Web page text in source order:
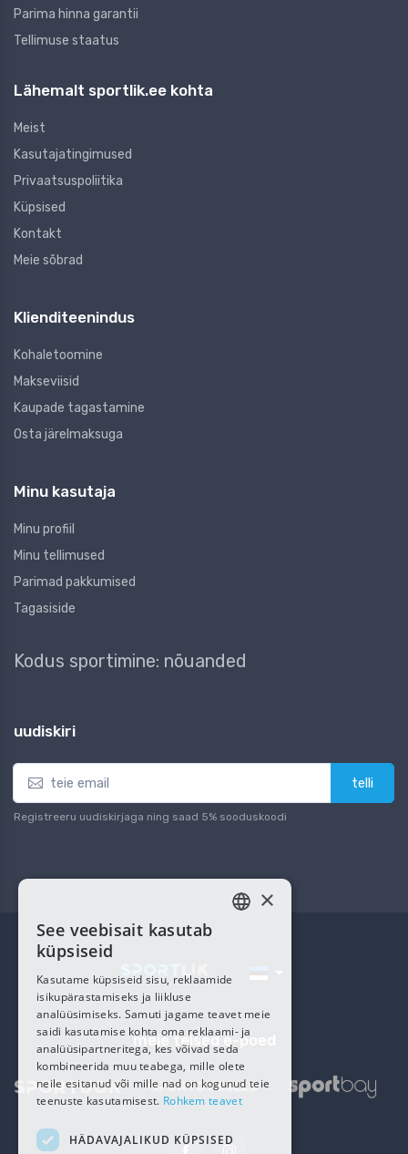
Parima hinna garantii
Tellimuse staatus
Lähemalt sportlik.ee kohta
Meist
Kasutajatingimused
Privaatsuspoliitika
Küpsised
Kontakt
Meie sõbrad
Klienditeenindus
Kohaletoomine
Makseviisid
Kaupade tagastamine
Osta järelmaksuga
Minu kasutaja
Minu profiil
Minu tellimused
Parimad pakkumised
Tagasiside
Kodus sportimine: nõuanded
uudiskiri
telli
Registreeru uudiskirjaga ning saad 5% sooduskoodi
meie teised e-poed
×
See veebisait kasutab
küpsiseid
Kasutame küpsiseid sisu, reklaamide
isikupärastamiseks ja liikluse
analüüsimiseks. Samuti jagame teavet meie
saidi kasutamise kohta oma reklaami- ja
analüüsipartneritega, kes võivad seda
kombineerida muu teabega, mille olete
neile esitanud või mille nad on kogunud teie
teenuste kasutamisest. Rohkem teavet
HÄDAVAJALIKUD KÜPSISED